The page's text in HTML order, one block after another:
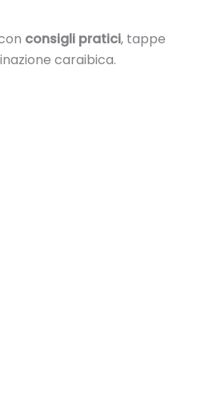
consigli pratici, tappe
caraibica.